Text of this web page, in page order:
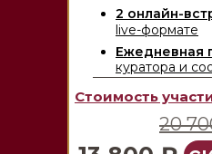
Стоимость
20
Ежедневная
куратора и
2 онлайн-
live-формате